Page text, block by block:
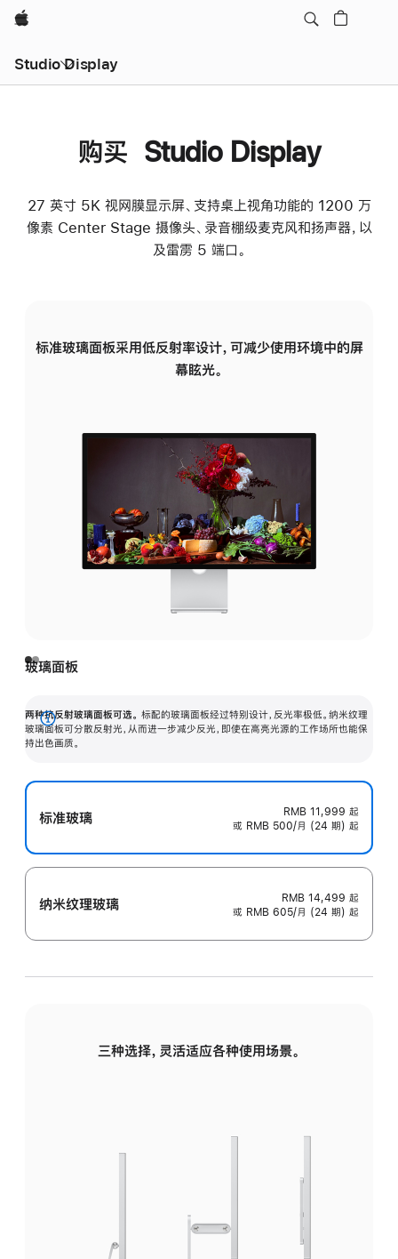
Apple
Studio Display
购买 Studio Display
27 英寸 5K 视网膜显示屏、支持桌上视角功能的 1200 万
像素 Center Stage 摄像头、录音棚级麦克风和扬声器，以
及雷雳 5 端口。
标准玻璃面板采用低反射率设计，可减少使用环境中的屏
幕眩光。
玻璃面板
两种抗反射玻璃面板可选。 标配的玻璃面板经过特别设计，反光率极低。纳米纹理
玻璃面板可分散反射光，从而进一步减少反光，即使在高亮光源的工作场所也能保
持出色画质。
展
开
标准玻璃 RMB 11,999 起
或 RMB 500/月 (24 期) 起
纳米纹理玻璃 RMB 14,499 起
或 RMB 605/月 (24 期) 起
三种选择，灵活适应各种使用场景。